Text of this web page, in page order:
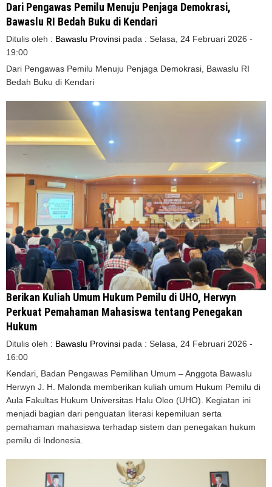
Dari Pengawas Pemilu Menuju Penjaga Demokrasi,
Bawaslu RI Bedah Buku di Kendari
Ditulis oleh : Bawaslu Provinsi pada : Selasa, 24 Februari 2026 -
19:00
Dari Pengawas Pemilu Menuju Penjaga Demokrasi, Bawaslu RI
Bedah Buku di Kendari
Berikan Kuliah Umum Hukum Pemilu di UHO, Herwyn
Perkuat Pemahaman Mahasiswa tentang Penegakan
Hukum
Ditulis oleh : Bawaslu Provinsi pada : Selasa, 24 Februari 2026 -
16:00
Kendari, Badan Pengawas Pemilihan Umum – Anggota Bawaslu
Herwyn J. H. Malonda memberikan kuliah umum Hukum Pemilu di
Aula Fakultas Hukum Universitas Halu Oleo (UHO). Kegiatan ini
menjadi bagian dari penguatan literasi kepemiluan serta
pemahaman mahasiswa terhadap sistem dan penegakan hukum
pemilu di Indonesia.